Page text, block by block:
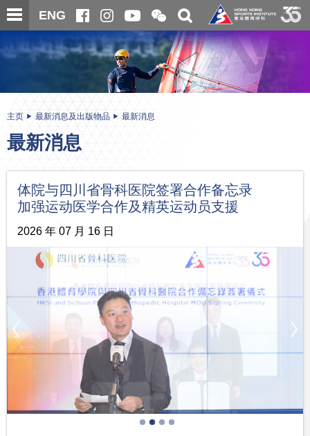
跳
至
内
ENG
开
合
微
信
二
维
码
关
搜
寻
内
主页 最新消息及出版物品 最新消息
最新消息
体院与四川省骨科医院签署合作备忘录
加强运动医学合作及精英运动员支援
2026 年 07 月 16 日